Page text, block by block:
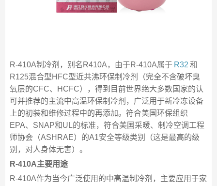
R-410A制冷剂，别名R410A，由于R-410A属于 R32 和
R125混合型HFC型近共沸环保制冷剂（完全不含破坏臭
氧层的CFC、HCFC），得到目前世界绝大多数国家的认
可并推荐的主流中高温环保制冷剂，广泛用于新冷冻设备
上的初装和维修过程中的再添加。符合美国环保组织
EPA、SNAP和UL的标准，符合美国采暖、制冷空调工程
师协会（ASHRAE）的A1安全等级类别（这是最高的级
别，对人身体无害）。
R-410A主要用途
R-410A作为当今广泛使用的中高温制冷剂，主要应用于家